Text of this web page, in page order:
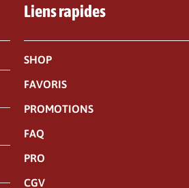
Liens rapides
SHOP
FAVORIS
PROMOTIONS
FAQ
PRO
CGV